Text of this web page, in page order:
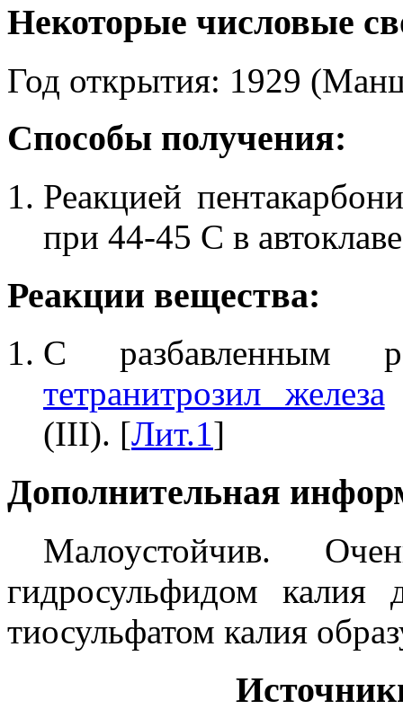
Некоторые числовые
Год открытия: 1929
Способы получения:
Реакцией
при 44-45 С в
Реакции вещества:
С разбавленным
тетранитрозил железа
(III). [Лит.1]
Дополнительная
Малоустойчив.
гидросульфидом
тиосульфатом калия